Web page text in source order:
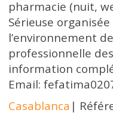
pharmacie (nuit,
Sérieuse
l’environnement
professionnelle
information
Email:
Casablanca |